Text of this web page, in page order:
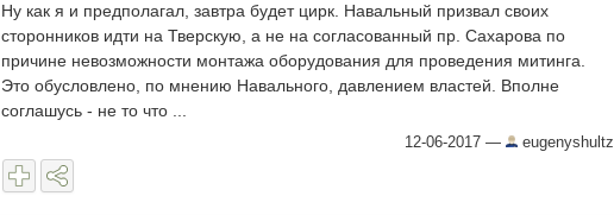
Ну как я и предполагал, завтра будет цирк. Навальный призвал своих
сторонников идти на Тверскую, а не на согласованный пр. Сахарова по
причине невозможности монтажа оборудования для проведения митинга.
Это обусловлено, по мнению Навального, давлением властей. Вполне
соглашусь - не то что ...
12-06-2017 — eugenyshultz